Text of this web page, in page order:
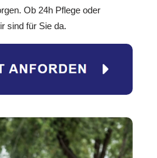
Ob 24h Pflege oder
sind für Sie da.